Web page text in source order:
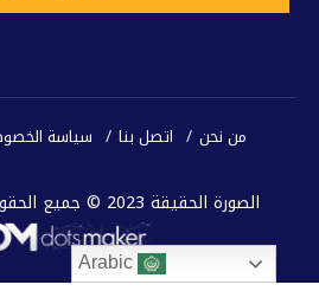
من نحن اتصل بنا سياسة
الصورة الحقيقة 2023 © جميع الحقوق محفوظة – تطوير